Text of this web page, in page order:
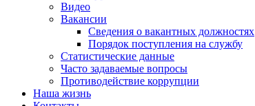
Видео
Вакансии
Сведения о вакантных должностях
Порядок поступления на службу
Статистические данные
Часто задаваемые вопросы
Противодействие коррупции
Наша жизнь